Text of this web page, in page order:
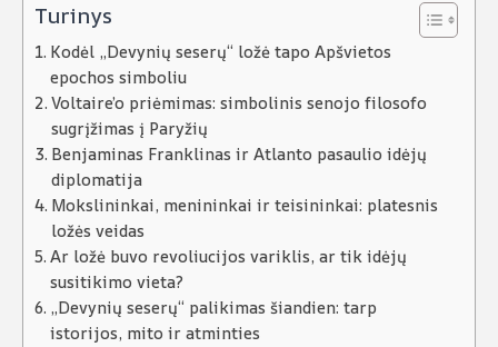
Turinys
Kodėl „Devynių seserų“ ložė tapo Apšvietos
epochos simboliu
Voltaire’o priėmimas: simbolinis senojo filosofo
sugrįžimas į Paryžių
Benjaminas Franklinas ir Atlanto pasaulio idėjų
diplomatija
Mokslininkai, menininkai ir teisininkai: platesnis
ložės veidas
Ar ložė buvo revoliucijos variklis, ar tik idėjų
susitikimo vieta?
„Devynių seserų“ palikimas šiandien: tarp
istorijos, mito ir atminties